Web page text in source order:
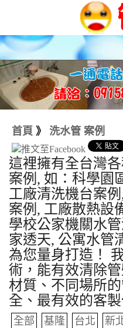
首頁 》 洗水管 案例
這裡擁有全台灣
案例, 如：科學園
工廠清洗機台案
案例, 工廠散熱設
學校公家機關水
家透天, 公寓水管
為您量身打造！
術，能有效清除
材質、不同場所
全、最有效的客
全部 基隆 台北 新